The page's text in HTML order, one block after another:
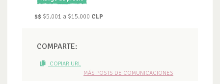
$$ $5.001 a $15.000 CLP
COMPARTE:
COPIAR URL
MÁS POSTS DE COMUNICACIONES